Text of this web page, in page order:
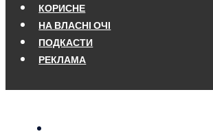
КОРИСНЕ
НА ВЛАСНІ ОЧІ
ПОДКАСТИ
РЕКЛАМА